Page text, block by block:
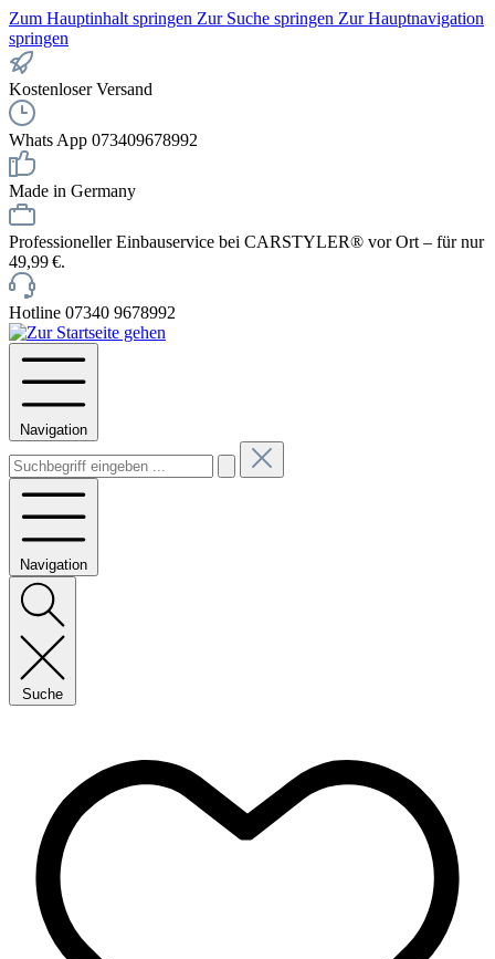
Zum Hauptinhalt springen Zur Suche springen Zur Hauptnavigation
springen
Kostenloser Versand
Whats App 073409678992
Made in Germany
Professioneller Einbauservice bei CARSTYLER® vor Ort – für nur
49,99 €.
Hotline 07340 9678992
Navigation
Navigation
Suche